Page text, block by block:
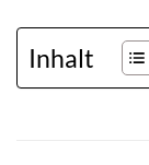
Inhalt